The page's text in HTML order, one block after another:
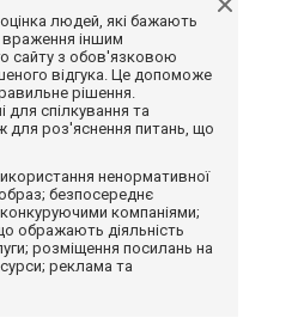
людей, які бажають
враження іншим
сайту з обов'язковою
відгука. Це допоможе
рішення.
для спілкування та
для роз'яснення питань, що
ненормативної
безпосереднє
компаніями;
ображають діяльність
розміщення посилань на
реклама та